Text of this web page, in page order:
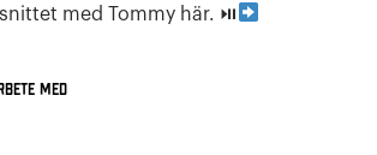
med Tommy här. ⏯
med